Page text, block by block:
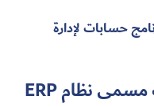
حسابات لإدارة
مسمى نظامERP